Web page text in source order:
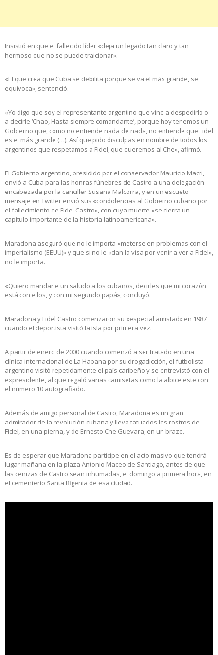
Insistió en que el fallecido líder «deja un legado tan claro y tan
hermoso que no se puede traicionar».
«El que crea que Cuba se debilita porque se va el más grande, se
equivoca», sentenció.
«Yo digo que soy el representante argentino que vino a despedirlo o
a decirle ‘Chao, Hasta siempre comandante’, porque hoy tenemos un
Gobierno que, como no entiende nada de nada, no entiende que Fidel
es el más grande (…). Así que pido disculpas en nombre de todos los
argentinos que respetamos a Fidel, que queremos al Che», afirmó.
El Gobierno argentino, presidido por el conservador Mauricio Macri,
envió a Cuba para las honras fúnebres de Castro a una delegación
encabezada por la canciller Susana Malcorra, y en un escueto
mensaje en Twitter envió sus «condolencias al Gobierno cubano por
el fallecimiento de Fidel Castro», con cuya muerte «se cierra un
capítulo importante de la historia latinoamericana».
Maradona aseguró que no le importa «meterse en problemas con el
imperialismo (EEUU)» y que si no le «dan la visa por venir a ver a Fidel»,
no le importa.
«Quiero mandarle un saludo a los cubanos, decirles que mi corazón
está con ellos, y con mi segundo papá», concluyó.
Maradona y Fidel Castro comenzaron su «especial amistad» en 1987
cuando el deportista visitó la isla por primera vez.
A partir de enero de 2000 cuando comenzó a ser tratado en una
clínica internacional de La Habana por su drogadicción, el futbolista
argentino visitó repetidamente el país caribeño y se entrevistó con el
expresidente, al que regaló varias camisetas como la albiceleste con
el número 10 autografiado.
Además de amigo personal de Castro, Maradona es un gran
admirador de la revolución cubana y lleva tatuados los rostros de
Fidel, en una pierna, y de Ernesto Che Guevara, en un brazo.
Es de esperar que Maradona participe en el acto masivo que tendrá
lugar mañana en la plaza Antonio Maceo de Santiago, antes de que
las cenizas de Castro sean inhumadas, el domingo a primera hora, en
el cementerio Santa Ifigenia de esa ciudad.